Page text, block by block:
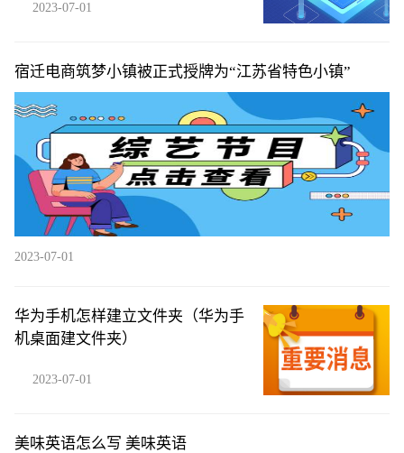
2023-07-01
宿迁电商筑梦小镇被正式授牌为“江苏省特色小镇”
2023-07-01
华为手机怎样建立文件夹（华为手
机桌面建文件夹）
2023-07-01
美味英语怎么写 美味英语